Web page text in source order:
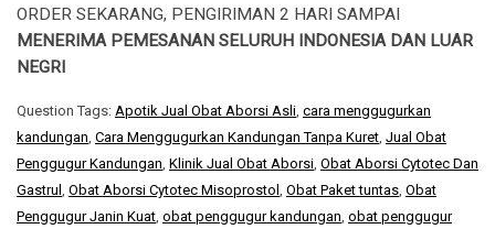
ORDER SEKARANG, PENGIRIMAN 2 HARI SAMPAI
MENERIMA PEMESANAN SELURUH INDONESIA DAN LUAR
NEGRI
Question Tags: Apotik Jual Obat Aborsi Asli, cara menggugurkan
kandungan, Cara Menggugurkan Kandungan Tanpa Kuret, Jual Obat
Penggugur Kandungan, Klinik Jual Obat Aborsi, Obat Aborsi Cytotec Dan
Gastrul , Obat Aborsi Cytotec Misoprostol , Obat Paket tuntas, Obat
Penggugur Janin Kuat, obat penggugur kandungan, obat penggugur